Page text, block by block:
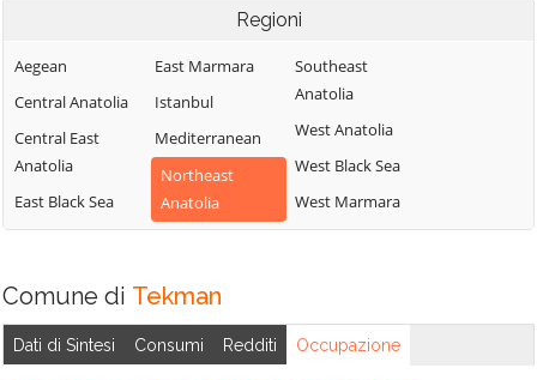
Regioni
Aegean
Central Anatolia
Central East
Anatolia
East Black Sea
East Marmara
Istanbul
Mediterranean
Northeast
Anatolia
Southeast
Anatolia
West Anatolia
West Black Sea
West Marmara
Comune di Tekman
Dati di Sintesi Consumi Redditi Occupazione